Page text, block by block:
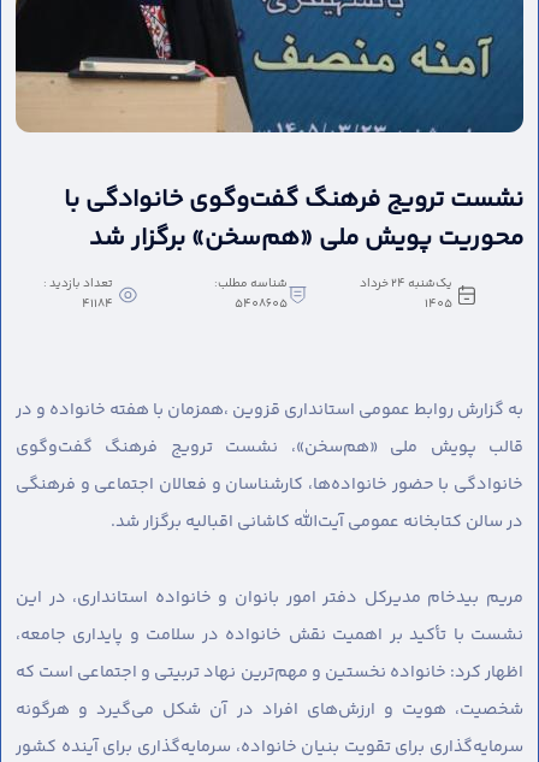
نشست ترویج فرهنگ گفت‌وگوی خانوادگی با
محوریت پویش ملی «هم‌سخن» برگزار شد
یک‌شنبه 24 خرداد
1405
شناسه مطلب:
5408605
تعداد بازدید :
41184
به گزارش روابط عمومی استانداری قزوین ،همزمان با هفته خانواده و در
قالب پویش ملی «هم‌سخن»، نشست ترویج فرهنگ گفت‌وگوی
خانوادگی با حضور خانواده‌ها، کارشناسان و فعالان اجتماعی و فرهنگی
در سالن کتابخانه عمومی آیت‌الله کاشانی اقبالیه برگزار شد.
مریم بیدخام مدیرکل دفتر امور بانوان و خانواده استانداری، در این
نشست با تأکید بر اهمیت نقش خانواده در سلامت و پایداری جامعه،
اظهار کرد: خانواده نخستین و مهم‌ترین نهاد تربیتی و اجتماعی است که
شخصیت، هویت و ارزش‌های افراد در آن شکل می‌گیرد و هرگونه
سرمایه‌گذاری برای تقویت بنیان خانواده، سرمایه‌گذاری برای آینده کشور